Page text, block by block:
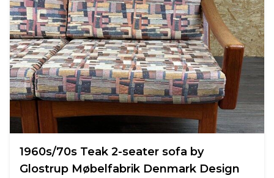
1960s/70s Teak 2-seater sofa by
Glostrup Møbelfabrik Denmark Design